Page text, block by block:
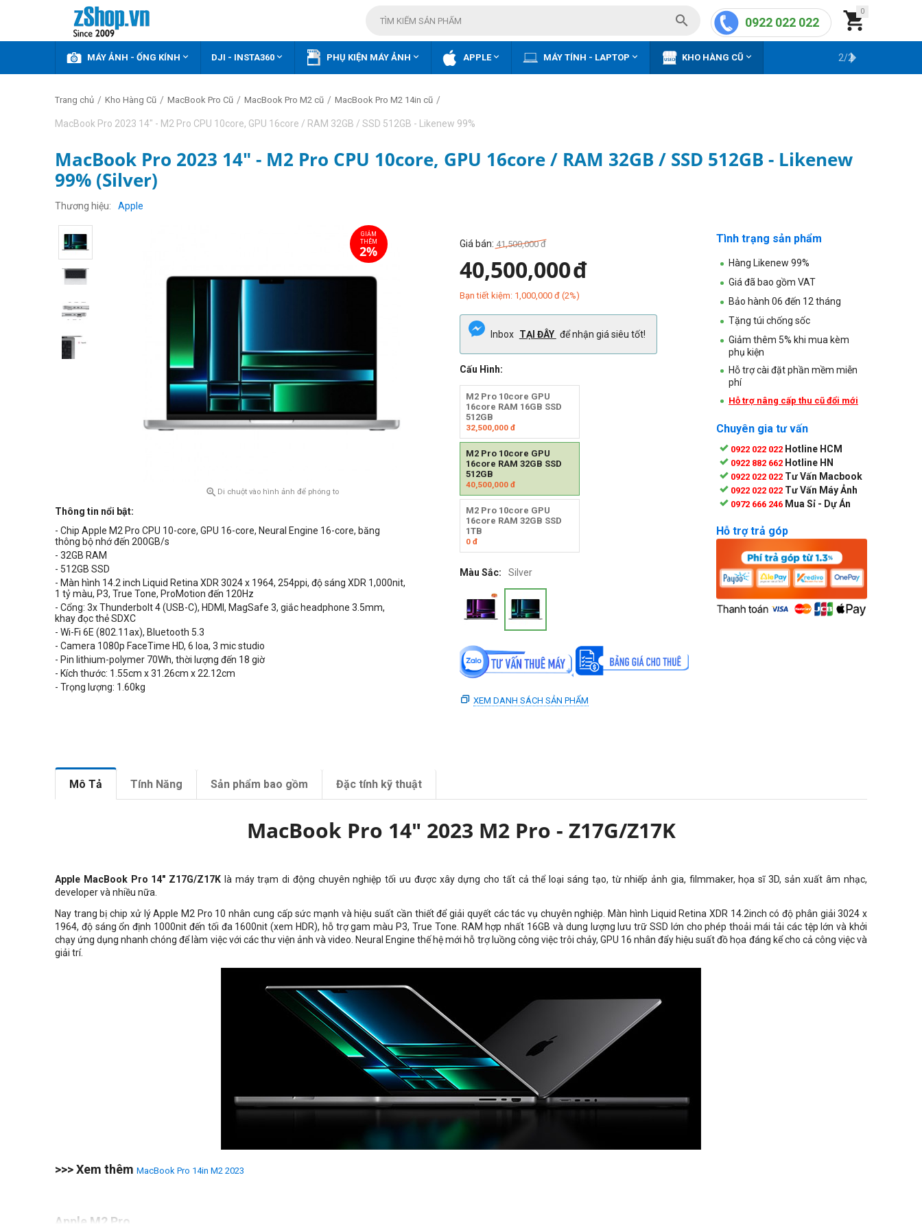
0

0922 022 022

KHUYẾN MÃI
MÁY ẢNH - ỐNG KÍNH  DJI - INSTA360  PHỤ KIỆN MÁY ẢNH  APPLE MÁY TÍNH - LAPTOP  KHO HÀNG CŨ  2/2
Trang chủ / Kho Hàng Cũ / MacBook Pro Cũ / MacBook Pro M2 cũ / MacBook Pro M2 14in cũ /
MacBook Pro 2023 14" - M2 Pro CPU 10core, GPU 16core / RAM 32GB / SSD 512GB - Likenew 99%
MacBook Pro 2023 14" - M2 Pro CPU 10core, GPU 16core / RAM 32GB / SSD 512GB - Likenew
99% (Silver)
Thương hiệu Apple
 Di chuột vào hình ảnh để phóng to
Thông tin nổi bật:
- Chip Apple M2 Pro CPU 10-core, GPU 16-core, Neural Engine 16-core, băng
thông bộ nhớ đến 200GB/s
- 32GB RAM
- 512GB SSD
- Màn hình 14.2 inch Liquid Retina XDR 3024 x 1964, 254ppi, độ sáng XDR 1,000nit,
1 tỷ màu, P3, True Tone, ProMotion đến 120Hz
- Cổng: 3x Thunderbolt 4 (USB-C), HDMI, MagSafe 3, giắc headphone 3.5mm,
khay đọc thẻ SDXC
- Wi-Fi 6E (802.11ax), Bluetooth 5.3
- Camera 1080p FaceTime HD, 6 loa, 3 mic studio
- Pin lithium-polymer 70Wh, thời lượng đến 18 giờ
- Kích thước: 1.55cm x 31.26cm x 22.12cm
- Trọng lượng: 1.60kg
Giá bán: 41,500,000 đ
40,500,000đ
Bạn tiết kiệm: 1,000,000đ(2%)
Inbox TẠI ĐÂY để nhận giá siêu tốt!
Cấu Hình:
M2 Pro 10core GPU
16core RAM 16GB SSD
512GB
32,500,000đ
M2 Pro 10core GPU
16core RAM 32GB SSD
512GB
40,500,000đ
M2 Pro 10core GPU
16core RAM 32GB SSD
1TB
0đ
Màu Sắc: Silver
XEM DANH SÁCH SẢN PHẨM
Tình trạng sản phẩm
Hàng Likenew 99%
Giá đã bao gồm VAT
Bảo hành 06 đến 12 tháng
Tặng túi chống sốc
Giảm thêm 5% khi mua kèm
phụ kiện
Hỗ trợ cài đặt phần mềm miễn
phí
Hỗ trợ nâng cấp thu cũ đổi mới
Chuyên gia tư vấn
0922 022 022 Hotline HCM
0922 882 662 Hotline HN
0922 022 022 Tư Vấn Macbook
0922 022 022 Tư Vấn Máy Ảnh
0972 666 246 Mua Sỉ - Dự Án
Hỗ trợ trả góp
Mô Tả Tính Năng Sản phẩm bao gồm Đặc tính kỹ thuật
MacBook Pro 14" 2023 M2 Pro - Z17G/Z17K
Apple MacBook Pro 14" Z17G/Z17K là máy trạm di động chuyên nghiệp tối ưu được xây dựng cho tất cả thể loại sáng tạo, từ nhiếp ảnh gia, filmmaker, họa sĩ 3D, sản xuất âm nhạc,
developer và nhiều nữa.
Nay trang bị chip xử lý Apple M2 Pro 10 nhân cung cấp sức mạnh và hiệu suất cần thiết để giải quyết các tác vụ chuyên nghiệp. Màn hình Liquid Retina XDR 14.2inch có độ phân giải 3024 x
1964, độ sáng ổn định 1000nit đến tối đa 1600nit (xem HDR), hỗ trợ gam màu P3, True Tone. RAM hợp nhất 16GB và dung lượng lưu trữ SSD lớn cho phép thoải mái tải các tệp lớn và khởi
chạy ứng dụng nhanh chóng để làm việc với các thư viện ảnh và video. Neural Engine thế hệ mới hỗ trợ luồng công việc trôi chảy, GPU 16 nhân đẩy hiệu suất đồ họa đáng kể cho cả công việc và
giải trí.
>>> Xem thêm MacBook Pro 14in M2 2023
Apple M2 Pro